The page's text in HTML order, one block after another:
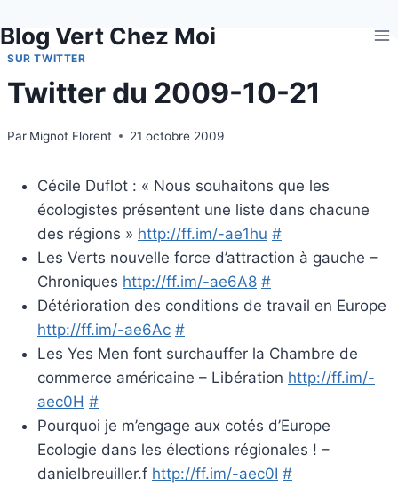
au
contenu
Blog Vert Chez Moi
SUR TWITTER
Twitter du 2009-10-21
Par Mignot Florent 21 octobre 2009
Cécile Duflot : « Nous souhaitons que les
écologistes présentent une liste dans chacune
des régions » http://ff.im/-ae1hu #
Les Verts nouvelle force d’attraction à gauche –
Chroniques http://ff.im/-ae6A8 #
Détérioration des conditions de travail en Europe
http://ff.im/-ae6Ac #
Les Yes Men font surchauffer la Chambre de
commerce américaine – Libération http://ff.im/-
aec0H #
Pourquoi je m’engage aux cotés d’Europe
Ecologie dans les élections régionales ! –
danielbreuiller.f http://ff.im/-aec0I #